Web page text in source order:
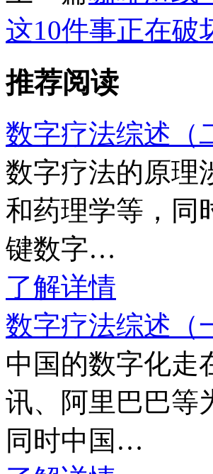
这10件事正在破
推荐阅读
数字疗法综述（
数字疗法的原理
和药理学等，同
键数字…
了解详情
数字疗法综述（
中国的数字化走
讯、阿里巴巴等
同时中国…